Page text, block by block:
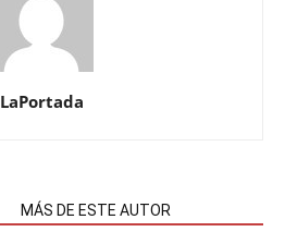
LaPortada
MÁS DE ESTE AUTOR